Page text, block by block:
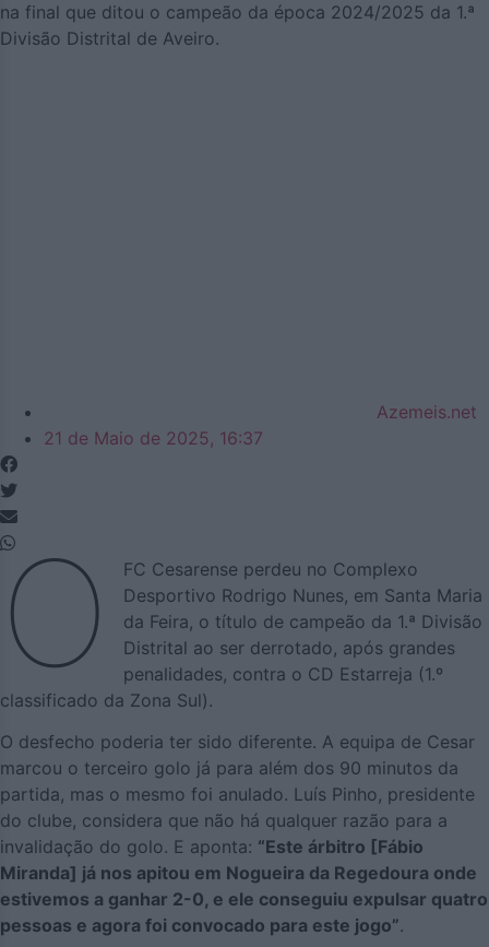
na final que ditou o campeão da época 2024/2025 da 1.ª
Divisão Distrital de Aveiro.
Azemeis.net
21 de Maio de 2025, 16:37
O
FC Cesarense perdeu no Complexo
Desportivo Rodrigo Nunes, em Santa Maria
da Feira, o título de campeão da 1.ª Divisão
Distrital ao ser derrotado, após grandes
penalidades, contra o CD Estarreja (1.º
classificado da Zona Sul).
O desfecho poderia ter sido diferente. A equipa de Cesar
marcou o terceiro golo já para além dos 90 minutos da
partida, mas o mesmo foi anulado. Luís Pinho, presidente
do clube, considera que não há qualquer razão para a
invalidação do golo. E aponta: “Este árbitro [Fábio
Miranda] já nos apitou em Nogueira da Regedoura onde
estivemos a ganhar 2-0, e ele conseguiu expulsar quatro
pessoas e agora foi convocado para este jogo”.